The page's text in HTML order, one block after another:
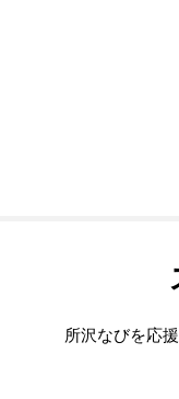
所沢なびを応